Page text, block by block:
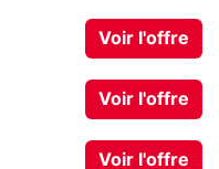
Voir l'offre
Voir l'offre
Voir l'offre